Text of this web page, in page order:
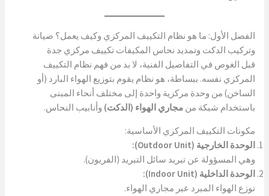
الفصل الأول: ما هو نظام التكييف المركزي وكيف يعمل؟ صيانة
وتركيب الدكت وتمديد نحاس المكيفات تكييف مركزي جدة
قبل الغوص في التفاصيل الفنية، لا بد من فهم نظام التكييف
المركزي نفسه. ببساطة، هو نظام يقوم بتوزيع الهواء البارد (أو
الساخن) من وحدة مركزية واحدة إلى مختلف أنحاء المبنى
باستخدام شبكة منمجاري الهواء (الدكت) وأنابيب النحاس.
مكونات التكييف المركزي الأساسية:
الوحدة الخارجية (Outdoor Unit):
وهي المسؤولة عن تبريد سائل التبريد (الفريون).
الوحدة الداخلية (Indoor Unit):
توزع الهواء المبرد عبر مجاري الهواء.